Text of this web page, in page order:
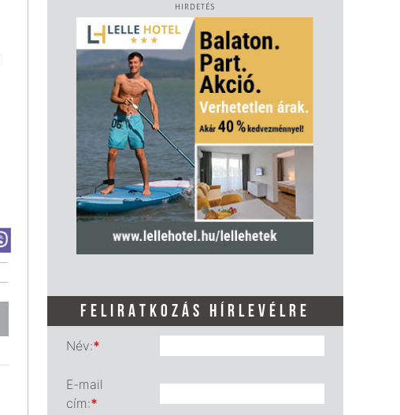
HIRDETÉS
FELIRATKOZÁS HÍRLEVÉLRE
Név:*
E-mail
cím:*